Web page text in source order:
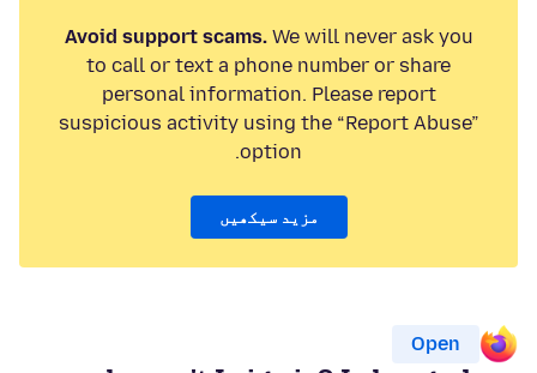
Avoid support scams.We will never ask you
to call or text a phone number or share
personal information. Please report
suspicious activity using the “Report Abuse”
option.
مزید سیکھیں
Open